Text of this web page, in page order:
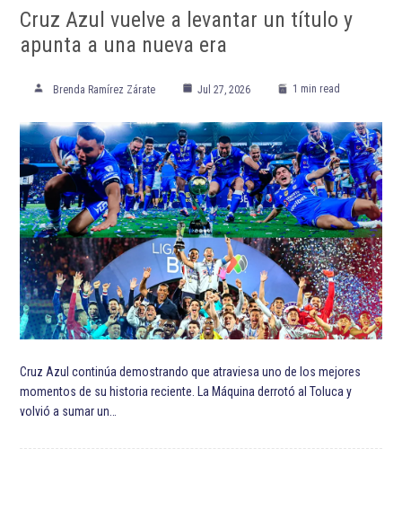
Cruz Azul vuelve a levantar un título y
apunta a una nueva era
Brenda Ramírez Zárate Jul 27, 2026 1 min read
Cruz Azul continúa demostrando que atraviesa uno de los mejores
momentos de su historia reciente. La Máquina derrotó al Toluca y
volvió a sumar un…